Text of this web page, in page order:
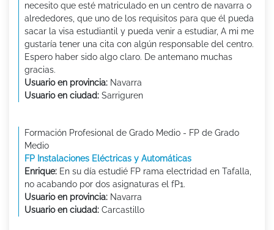
necesito que esté matriculado en un centro de navarra o
alrededores, que uno de los requisitos para que él pueda
sacar la visa estudiantil y pueda venir a estudiar, A mi me
gustaría tener una cita con algún responsable del centro.
Espero haber sido algo claro. De antemano muchas
gracias.
Usuario en provincia: Navarra
Usuario en ciudad: Sarriguren
Formación Profesional de Grado Medio - FP de Grado
Medio
FP Instalaciones Eléctricas y Automáticas
Enrique: En su día estudié FP rama electridad en Tafalla,
no acabando por dos asignaturas el fP1.
Usuario en provincia: Navarra
Usuario en ciudad: Carcastillo